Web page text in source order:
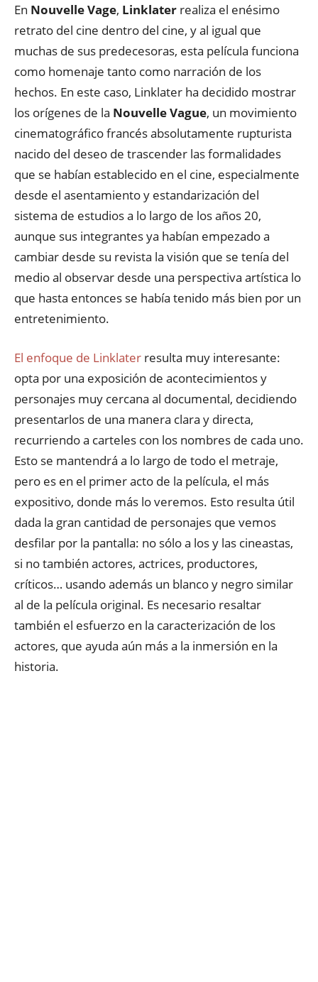
En Nouvelle Vage, Linklater realiza el enésimo
retrato del cine dentro del cine, y al igual que
muchas de sus predecesoras, esta película funciona
como homenaje tanto como narración de los
hechos. En este caso, Linklater ha decidido mostrar
los orígenes de la Nouvelle Vague, un movimiento
cinematográfico francés absolutamente rupturista
nacido del deseo de trascender las formalidades
que se habían establecido en el cine, especialmente
desde el asentamiento y estandarización del
sistema de estudios a lo largo de los años 20,
aunque sus integrantes ya habían empezado a
cambiar desde su revista la visión que se tenía del
medio al observar desde una perspectiva artística lo
que hasta entonces se había tenido más bien por un
entretenimiento.
El enfoque de Linklater resulta muy interesante:
opta por una exposición de acontecimientos y
personajes muy cercana al documental, decidiendo
presentarlos de una manera clara y directa,
recurriendo a carteles con los nombres de cada uno.
Esto se mantendrá a lo largo de todo el metraje,
pero es en el primer acto de la película, el más
expositivo, donde más lo veremos. Esto resulta útil
dada la gran cantidad de personajes que vemos
desfilar por la pantalla: no sólo a los y las cineastas,
si no también actores, actrices, productores,
críticos… usando además un blanco y negro similar
al de la película original. Es necesario resaltar
también el esfuerzo en la caracterización de los
actores, que ayuda aún más a la inmersión en la
historia.